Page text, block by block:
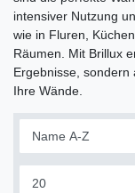
intensiver Nutzung
wie in Fluren,
Räumen. Mit Brillux
Ergebnisse,
Ihre Wände.